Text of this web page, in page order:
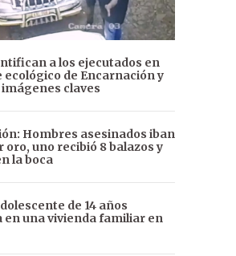
a los ejecutados en
ecológico de Encarnación y
claves
Hombres asesinados iban
oro, uno recibió 8 balazos y
la boca
de 14 años
en una vivienda familiar en